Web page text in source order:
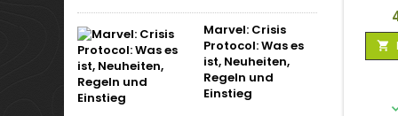
Marvel: Crisis
Protocol: Was es
ist, Neuheiten,
Regeln und
Einstieg
